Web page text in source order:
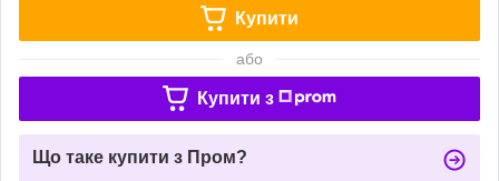
Купити
або
Купити з
Що таке купити з Пром?